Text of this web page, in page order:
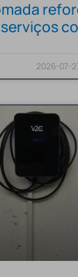
serviços
2026-07-